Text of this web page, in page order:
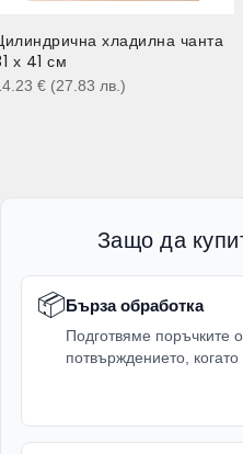
хладилна чанта
х 41 см
€ (27.83 лв. )
Защо да
📦Бърза обработка
Подготвяме поръчките
потвърждението,